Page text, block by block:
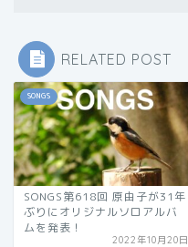
RELATED POST
SONGS
SONGS第618回 原由子が31年
ぶりにオリジナルソロアルバ
ムを発表！
2022年10月20日